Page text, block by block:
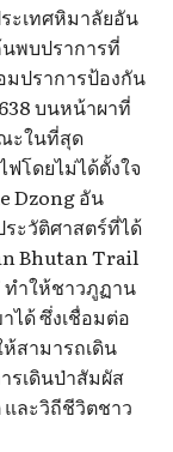
ะเทศหิมาลัยอัน
พบปราการที่
มปราการป้องกัน
บนหน้าผาที่
ะในที่สุด
โดยไม่ได้ตั้งใจ
Dzong อัน
ะวัติศาสตร์ที่ได้
Bhutan Trail
ทำให้ชาวภูฏาน
ได้ ซึ่งเชื่อมต่อ
สามารถเดิน
รเดินป่าสัมผัส
และวิถีชีวิตชาว